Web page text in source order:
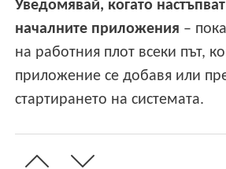
Уведомявай, когато
началните приложения –
на работния плот всеки път,
приложение се добавя или
стартирането на системата.